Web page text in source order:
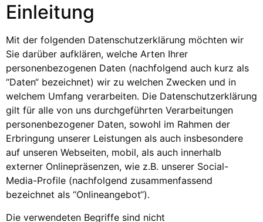
Einleitung
Mit der folgenden Datenschutzerklärung möchten wir
Sie darüber aufklären, welche Arten Ihrer
personenbezogenen Daten (nachfolgend auch kurz als
“Daten“ bezeichnet) wir zu welchen Zwecken und in
welchem Umfang verarbeiten. Die Datenschutzerklärung
gilt für alle von uns durchgeführten Verarbeitungen
personenbezogener Daten, sowohl im Rahmen der
Erbringung unserer Leistungen als auch insbesondere
auf unseren Webseiten, mobil, als auch innerhalb
externer Onlinepräsenzen, wie z.B. unserer Social-
Media-Profile (nachfolgend zusammenfassend
bezeichnet als “Onlineangebot“).
Die verwendeten Begriffe sind nicht